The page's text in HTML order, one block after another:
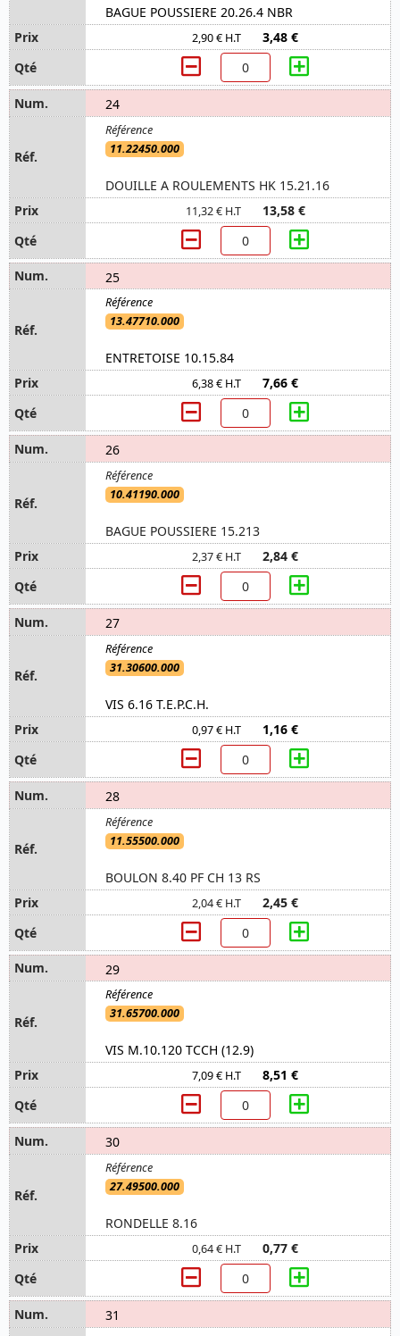
BAGUE POUSSIERE 20.26.4 NBR
2,90 € H.T 3,48 €
24
11.22450.000
DOUILLE A ROULEMENTS HK 15.21.16
11,32 € H.T 13,58 €
25
13.47710.000
ENTRETOISE 10.15.84
6,38 € H.T 7,66 €
26
10.41190.000
BAGUE POUSSIERE 15.213
2,37 € H.T 2,84 €
27
31.30600.000
VIS 6.16 T.E.P.C.H.
0,97 € H.T 1,16 €
28
11.55500.000
BOULON 8.40 PF CH 13 RS
2,04 € H.T 2,45 €
29
31.65700.000
VIS M.10.120 TCCH (12.9)
7,09 € H.T 8,51 €
30
27.49500.000
RONDELLE 8.16
0,64 € H.T 0,77 €
31